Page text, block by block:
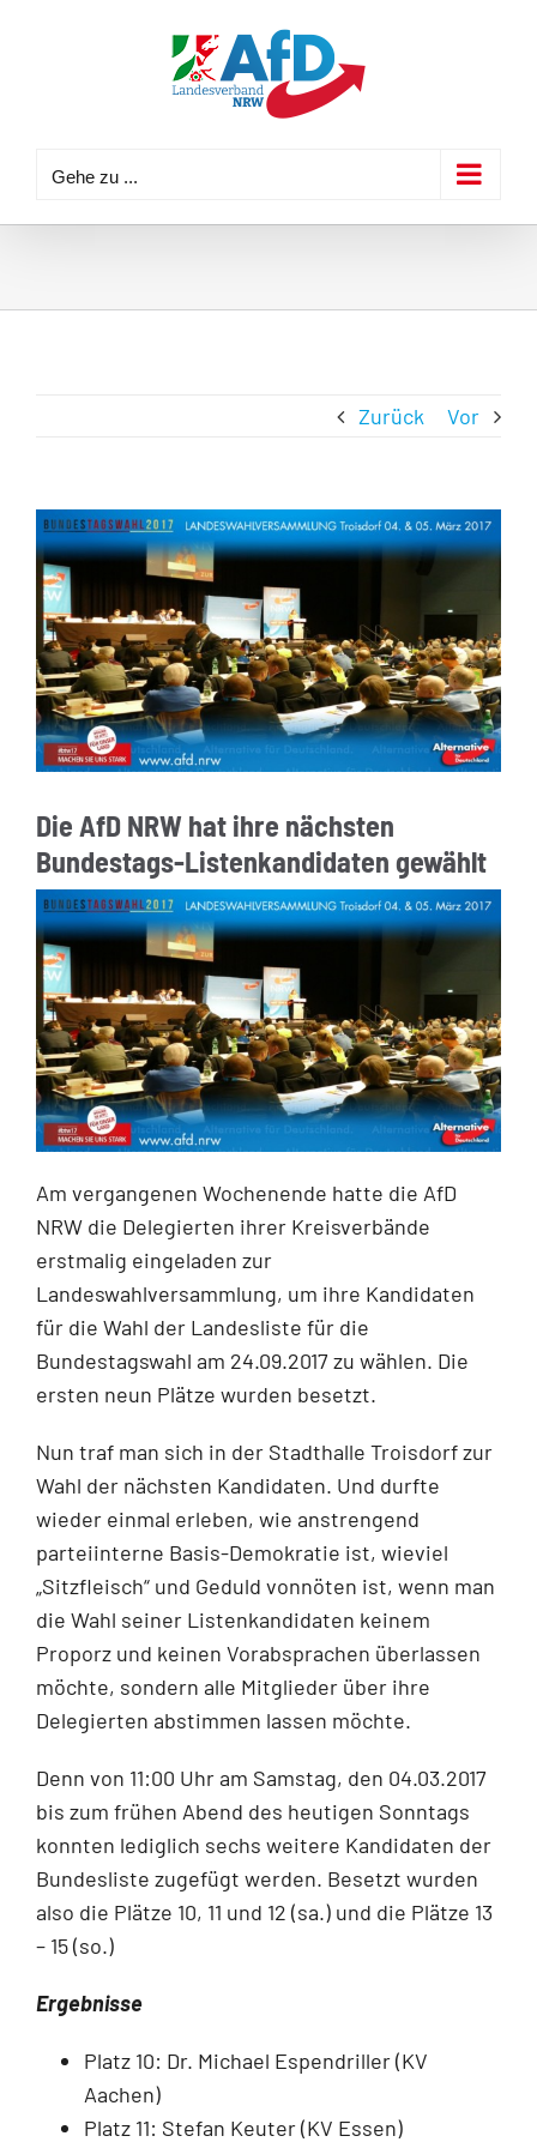
Gehe zu ...
Zurück Vor
Die AfD NRW hat ihre nächsten
Bundestags-Listenkandidaten gewählt
Am vergangenen Wochenende hatte die AfD
NRW die Delegierten ihrer Kreisverbände
erstmalig eingeladen zur
Landeswahlversammlung, um ihre Kandidaten
für die Wahl der Landesliste für die
Bundestagswahl am 24.09.2017 zu wählen. Die
ersten neun Plätze wurden besetzt.
Nun traf man sich in der Stadthalle Troisdorf zur
Wahl der nächsten Kandidaten. Und durfte
wieder einmal erleben, wie anstrengend
parteiinterne Basis-Demokratie ist, wieviel
„Sitzfleisch“ und Geduld vonnöten ist, wenn man
die Wahl seiner Listenkandidaten keinem
Proporz und keinen Vorabsprachen überlassen
möchte, sondern alle Mitglieder über ihre
Delegierten abstimmen lassen möchte.
Denn von 11:00 Uhr am Samstag, den 04.03.2017
bis zum frühen Abend des heutigen Sonntags
konnten lediglich sechs weitere Kandidaten der
Bundesliste zugefügt werden. Besetzt wurden
also die Plätze 10, 11 und 12 (sa.) und die Plätze 13
– 15 (so.)
Ergebnisse
Platz 10: Dr. Michael Espendriller (KV
Aachen)
Platz 11: Stefan Keuter (KV Essen)